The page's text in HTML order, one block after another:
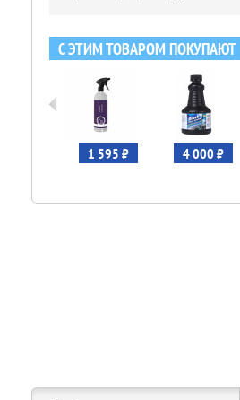
С ЭТИМ ТОВАРОМ ПОКУПАЮТ
1 595 ₽ 4 000 ₽